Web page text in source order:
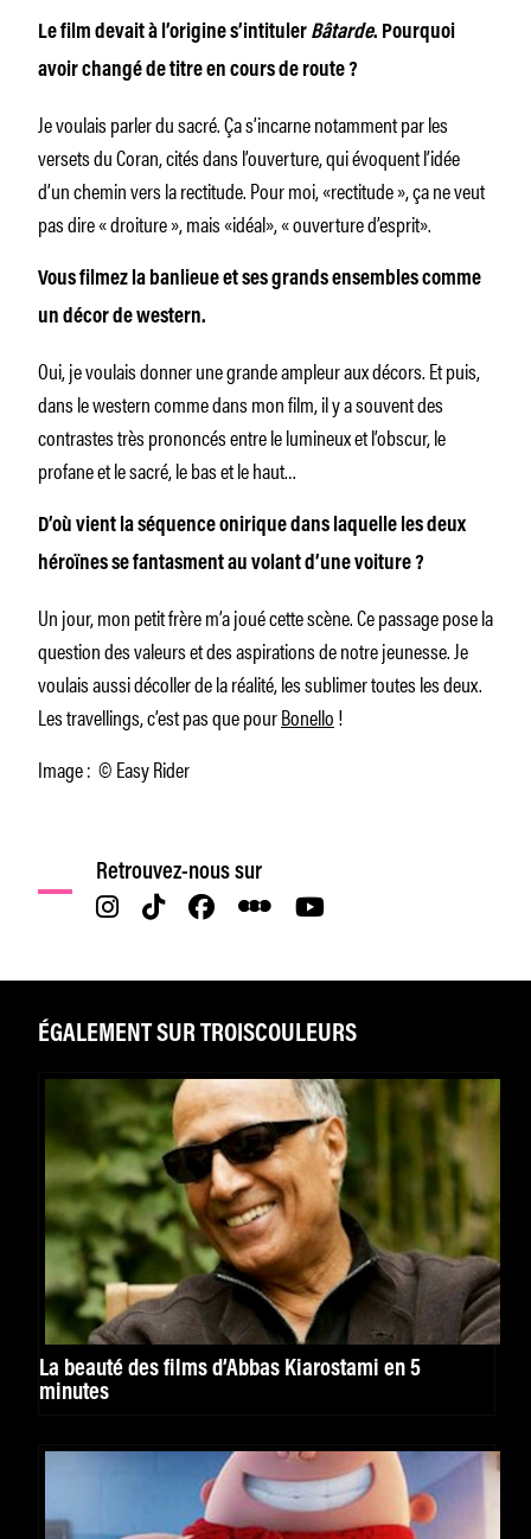
Le film devait à l’origine s’intituler Bâtarde. Pourquoi
avoir changé de titre en cours de route ?
Je voulais parler du sacré. Ça s’incarne notamment par les
versets du Coran, cités dans l’ouverture, qui évoquent l’idée
d’un chemin vers la rectitude. Pour moi, «rectitude », ça ne veut
pas dire « droiture », mais «idéal», « ouverture d’esprit».
Vous filmez la banlieue et ses grands ensembles comme
un décor de western.
Oui, je voulais donner une grande ampleur aux décors. Et puis,
dans le western comme dans mon film, il y a souvent des
contrastes très prononcés entre le lumineux et l’obscur, le
profane et le sacré, le bas et le haut…
D’où vient la séquence onirique dans laquelle les deux
héroïnes se fantasment au volant d’une voiture ?
Un jour, mon petit frère m’a joué cette scène. Ce passage pose la
question des valeurs et des aspirations de notre jeunesse. Je
voulais aussi décoller de la réalité, les sublimer toutes les deux.
Les travellings, c’est pas que pourBonello!
Image : © Easy Rider
Retrouvez-nous sur
ÉGALEMENT SUR TROISCOULEURS
La beauté des films d’Abbas Kiarostami en 5
minutes